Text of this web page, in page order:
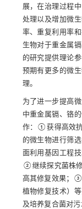
展，在治理过程
处理以及增加微
率、重复利用率
生物对于重金属
的研究提供理论
预期有更多的微
理。
为了进一步提高
中重金属镉、铬
作：①获得高效抗
的微生物进行筛
面利用基因工程
②继续探究菌株
高其修复效果；③
植物修复技术）
及培养复合菌对